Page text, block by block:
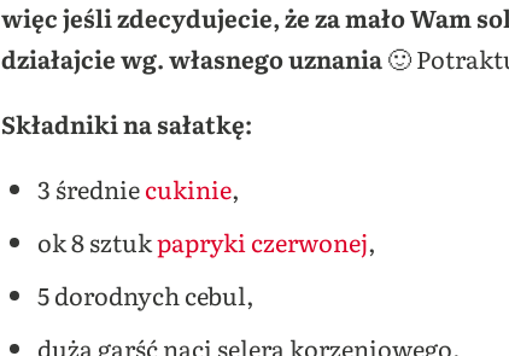
więc jeśli zdecydujecie, że za mało
działajcie wg. własnego uznania🙂
Składniki na sałatkę:
3 średniecukinie,
ok 8 sztukpapryki czerwonej,
5 dorodnych cebul,
duża garść naci selera korzeniowego.